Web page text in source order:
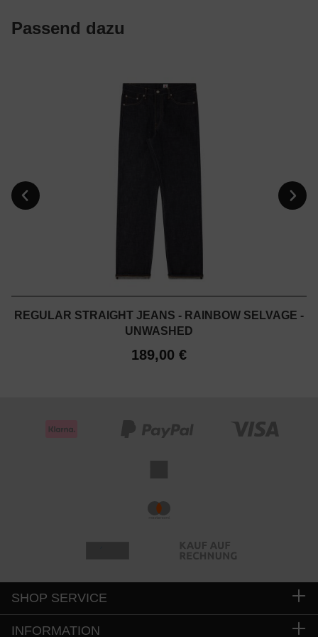
Passend dazu
REGULAR STRAIGHT JEANS - RAINBOW SELVAGE -
UNWASHED
189,00 €
SHOP SERVICE
INFORMATION